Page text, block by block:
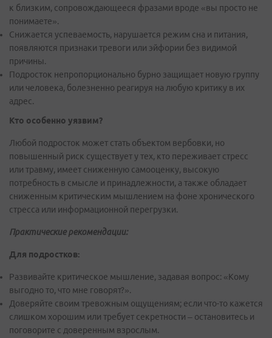
к близким, сопровождающееся фразами вроде «вы просто не
понимаете».
Снижается успеваемость, нарушается режим сна и питания,
появляются признаки тревоги или эйфории без видимой
причины.
Подросток непропорционально бурно защищает новую группу
или человека, болезненно реагируя на любую критику в их
адрес.
Кто особенно уязвим?
Любой подросток может стать объектом вербовки, но
повышенный риск существует у тех, кто переживает стресс
или травму, имеет сниженную самооценку, высокую
потребность в смысле и принадлежности, а также обладает
сниженным критическим мышлением на фоне хронического
стресса или информационной перегрузки.
Практические рекомендации:
Для подростков:
Развивайте критическое мышление, задавая вопрос: «Кому
выгодно то, что мне говорят?».
Доверяйте своим тревожным ощущениям; если что-то кажется
слишком хорошим или требует секретности – остановитесь и
поговорите с доверенным взрослым.